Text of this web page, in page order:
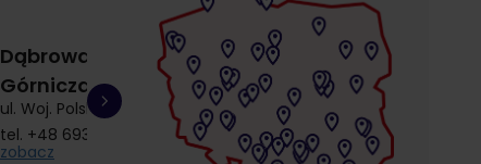
Dąbrowa
Górnicza
ul. Woj. Polskiego 3
tel. +48 693 692 414
zobacz
Gdańsk
Łostowice
ul. Łostowicka 4
tel. +48 504 968 360
zobacz
Gdańsk
Przymorze
ul. Kołobrzeska 30
tel. +48 510 857
zobacz